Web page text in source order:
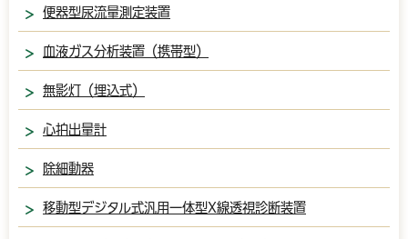
便器型尿流量測定装置
血液ガス分析装置（携帯型）
無影灯（埋込式）
心拍出量計
除細動器
移動型デジタル式汎用一体型X線透視診断装置